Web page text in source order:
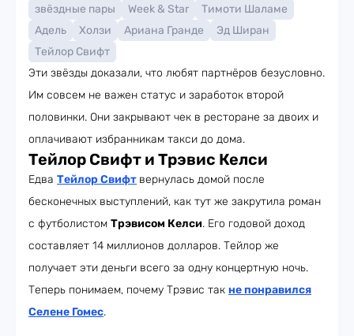
звёздные пары
Week & Star
Тимоти Шаламе
Адель
Холзи Ариана Гранде
Эд Ширан
Тейлор Свифт
Эти звёзды доказали, что любят партнёров безусловно.
Им совсем не важен статус и заработок второй
половинки. Они закрывают чек в ресторане за двоих и
оплачивают избранникам такси до дома.
Тейлор Свифт и Трэвис Келси
Едва Тейлор Свифт вернулась домой после
бесконечных выступлений, как тут же закрутила роман
с футболистом Трэвисом Келси. Его годовой доход
составляет 14 миллионов долларов. Тейлор же
получает эти деньги всего за одну концертную ночь.
Теперь понимаем, почему Трэвис так не понравился
Селене Гомес.